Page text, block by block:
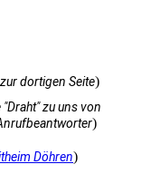
dortigen Seite)
zu uns von
r)
Döhren)